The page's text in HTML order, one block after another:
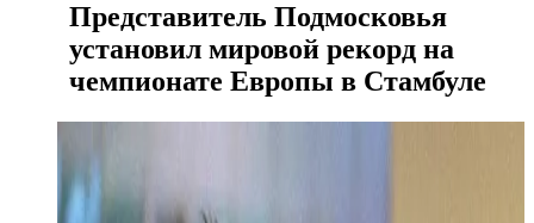
Представитель Подмосковья
установил мировой рекорд на
чемпионате Европы в Стамбуле